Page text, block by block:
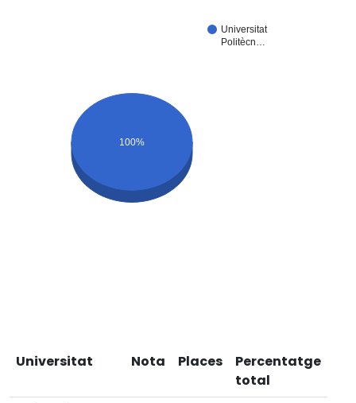
Universitat
Politècn…
100%
Universitat Nota Places
Percentatge
total